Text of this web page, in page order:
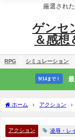
厳選され
ゲンセ
＆感想
RPG シミュレーション
9/14まで！
ホーム アクション
アクション 凌辱・レ